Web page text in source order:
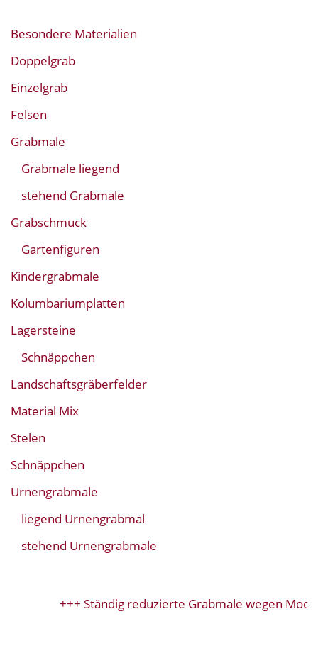
Besondere Materialien
Doppelgrab
Einzelgrab
Felsen
Grabmale
Grabmale liegend
stehend Grabmale
Grabschmuck
Gartenfiguren
Kindergrabmale
Kolumbariumplatten
Lagersteine
Schnäppchen
Landschaftsgräberfelder
Material Mix
Stelen
Schnäppchen
Urnengrabmale
liegend Urnengrabmal
stehend Urnengrabmale
+++ Ständig reduzierte Grabmale wegen